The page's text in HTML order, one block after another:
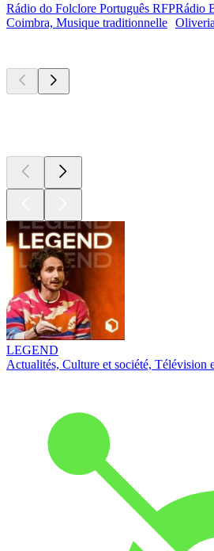
Rádio do Folclore Português RFP
Coimbra, Musique traditionnelle
Rádio
LEGEND
Actualités, Culture et société, Télévision